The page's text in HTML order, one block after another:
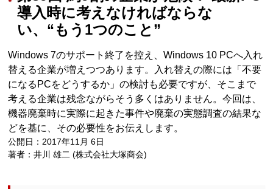
導入時に考えなければならな
い、“もう1つのこと”
Windows 7のサポート終了を控え、Windows 10 PCへ入れ
替える企業が増えつつあります。入れ替えの際には「不要
になるPCをどうするか」の検討も必要ですが、そこまで
考える企業は残念ながらそう多くはありません。今回は、
機器廃棄時に実際に起きた事件や廃棄の実態調査の結果な
どを基に、その必要性をお伝えします。
公開日：2017年11月 6日
著者：井川 雄二 (株式会社大塚商会)